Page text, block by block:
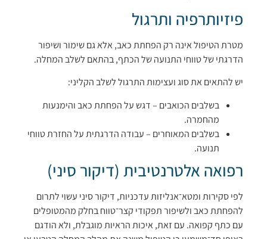
פיזיותרפיה ותרגול
מטרת הטיפול אינה רק הפחתת כאב, אלא גם שימור ושיפור
הדרגתי של טווחי התנועה של הכתף, בהתאם לשלב המחלה.
יש להתאים את סוג ועצימות התרגול לשלב הקליני:
בשלבים הכואבים – דגש על הפחתת כאב והימנעות
מהחמרה.
בשלבים המאוחרים – עבודה הדרגתית על החזרת טווחי
תנועה.
רפואה אלטרנטיבית (דיקור סיני)
לפי סקירות ומטא־אנליזות עדכניות, דיקור סיני עשוי לתרום
להפחתת כאב ולשיפור תפקודי קצר־טווח בחלק מהמטופלים
עם כתף קפואה. עם זאת, איכות הראיות מוגבלת, ולא הודגם